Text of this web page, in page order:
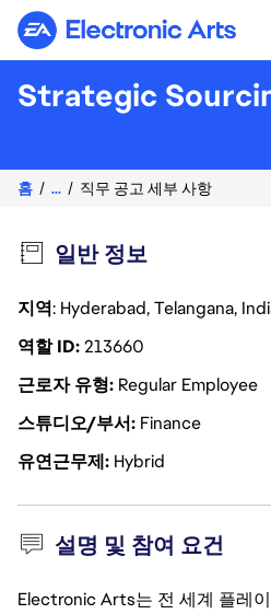
Electronic Arts
Strategic
홈 ... 직무 공고 세부 사항
일반 정보
지역: Hyderabad, Telangana,
역할 ID213660
근로자 유형 Regular Employee
스튜디오/부서 Finance
유연근무제 Hybrid
설명 및 참여 요건
Electronic Arts는 전 세계 플레